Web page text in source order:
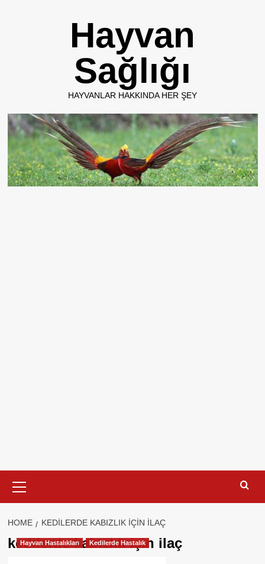
Hayvan
Sağlığı
HAYVANLAR HAKKINDA HER ŞEY
Menu
HOME KEDILERDE KABIZLIK IÇIN ILAÇ
kedilerde kabızlık için ilaç
Hayvan Hastalıkları Kedilerde Hastalık